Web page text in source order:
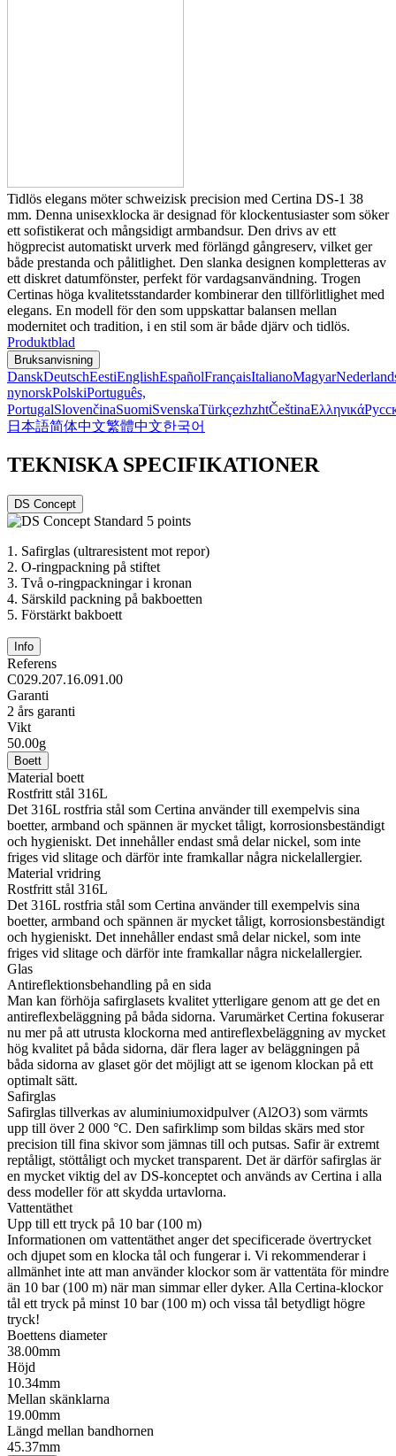
Tidlös elegans möter schweizisk precision med Certina DS-1 38
mm. Denna unisexklocka är designad för klockentusiaster som söker
ett sofistikerat och mångsidigt armbandsur. Den drivs av ett
högprecist automatiskt urverk med förlängd gångreserv, vilket ger
både prestanda och pålitlighet. Den slanka designen kompletteras av
ett diskret datumfönster, perfekt för vardagsanvändning. Trogen
Certinas höga kvalitetsstandarder kombinerar den tillförlitlighet med
elegans. En modell för den som uppskattar balansen mellan
modernitet och tradition, i en stil som är både djärv och tidlös.
Produktblad
Bruksanvisning
DanskDeutschEestiEnglishEspañolFrançaisItalianoMagyar
nynorskPolskiPortuguês,
PortugalSlovenčinaSuomiSvenskaTürkçezhzhtČeštinaΕλληνικά
日本語简体中文繁體中文한국어
TEKNISKA SPECIFIKATIONER
DS Concept
1. Safirglas (ultraresistent mot repor)
2. O-ringpackning på stiftet
3. Två o-ringpackningar i kronan
4. Särskild packning på bakboetten
5. Förstärkt bakboett
Info
Referens
C029.207.16.091.00
Garanti
2 års garanti
Vikt
50.00g
Boett
Material boett
Rostfritt stål 316L
Det 316L rostfria stål som Certina använder till exempelvis sina
boetter, armband och spännen är mycket tåligt, korrosionsbeständigt
och hygieniskt. Det innehåller endast små delar nickel, som inte
friges vid slitage och därför inte framkallar några nickelallergier.
Material vridring
Rostfritt stål 316L
Det 316L rostfria stål som Certina använder till exempelvis sina
boetter, armband och spännen är mycket tåligt, korrosionsbeständigt
och hygieniskt. Det innehåller endast små delar nickel, som inte
friges vid slitage och därför inte framkallar några nickelallergier.
Glas
Antireflektionsbehandling på en sida
Man kan förhöja safirglasets kvalitet ytterligare genom att ge det en
antireflexbeläggning på båda sidorna. Varumärket Certina fokuserar
nu mer på att utrusta klockorna med antireflexbeläggning av mycket
hög kvalitet på båda sidorna, där flera lager av beläggningen på
båda sidorna av glaset gör det möjligt att se igenom klockan på ett
optimalt sätt.
Safirglas
Safirglas tillverkas av aluminiumoxidpulver (Al2O3) som värmts
upp till över 2 000 °C. Den safirklimp som bildas skärs med stor
precision till fina skivor som jämnas till och putsas. Safir är extremt
reptåligt, stöttåligt och mycket transparent. Det är därför safirglas är
en mycket viktig del av DS-konceptet och används av Certina i alla
dess modeller för att skydda urtavlorna.
Vattentäthet
Upp till ett tryck på 10 bar (100 m)
Informationen om vattentäthet anger det specificerade övertrycket
och djupet som en klocka tål och fungerar i. Vi rekommenderar i
allmänhet inte att man använder klockor som är vattentäta för mindre
än 10 bar (100 m) när man simmar eller dyker. Alla Certina-klockor
tål ett tryck på minst 10 bar (100 m) och vissa tål betydligt högre
tryck!
Boettens diameter
38.00mm
Höjd
10.34mm
Mellan skänklarna
19.00mm
Längd mellan bandhornen
45.37mm